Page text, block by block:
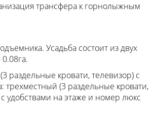
трансфера к горнолыжным
Усадьба состоит из двух
раздельные кровати, телевизор) с
(3 раздельные кровати,
удобствами на этаже и номер люкс